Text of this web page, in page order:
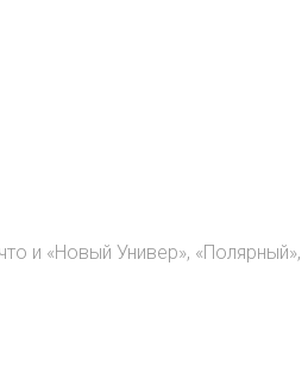
«Новый Универ», «Полярный»,